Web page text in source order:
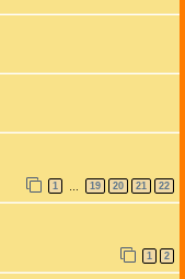
1 … 19 20 21 22
1 2